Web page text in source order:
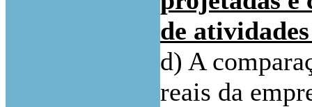
de
d) A
reais da